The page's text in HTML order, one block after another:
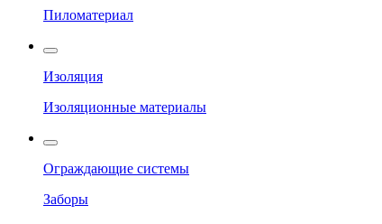
Пиломатериал
Изоляция
Изоляционные материалы
Ограждающие системы
Заборы